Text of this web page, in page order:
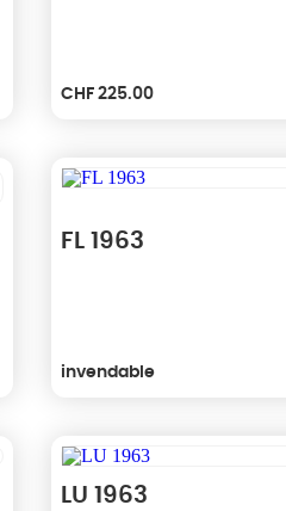
CHF 225.00
FL 1963
invendable
LU 1963